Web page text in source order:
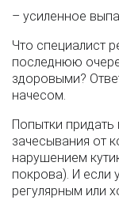
– усиленное
Что специалист
последнюю
здоровыми?
начесом.
Попытки
зачесывания от
нарушением
покрова). И если
регулярным или